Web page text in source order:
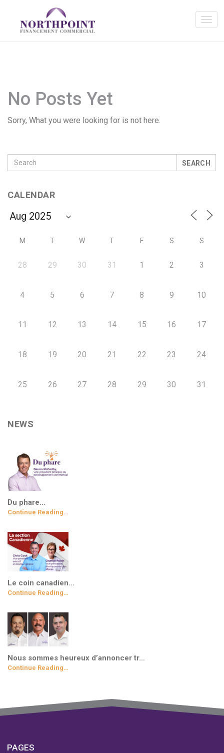
No Posts Yet
Sorry, What you were looking for is not here.
SEARCH
CALENDAR
M T W T F S S
28 29 30 31 1 2 3
4 5 6 7 8 9 10
11 12 13 14 15 16 17
18 19 20 21 22 23 24
25 26 27 28 29 30 31
NEWS
Du phare…
Continue Reading…
Le coin canadien…
Continue Reading…
Nous sommes heureux d’annoncer tr…
Continue Reading…
PAGES